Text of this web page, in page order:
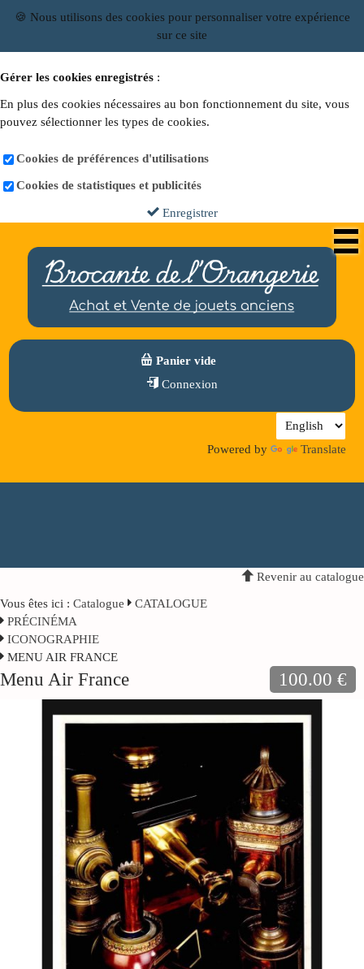
🍪 Nous utilisons des cookies pour personnaliser votre expérience
sur ce site
Gérer les cookies enregistrés :
En plus des cookies nécessaires au bon fonctionnement du site, vous
pouvez sélectionner les types de cookies.
Cookies de préférences d'utilisations
Cookies de statistiques et publicités
Enregistrer
Panier vide
Connexion
Powered by Translate
Revenir au catalogue
Vous êtes ici : Catalogue
CATALOGUE
PRÉCINÉMA
ICONOGRAPHIE
MENU AIR FRANCE
Menu Air France 100.00 €